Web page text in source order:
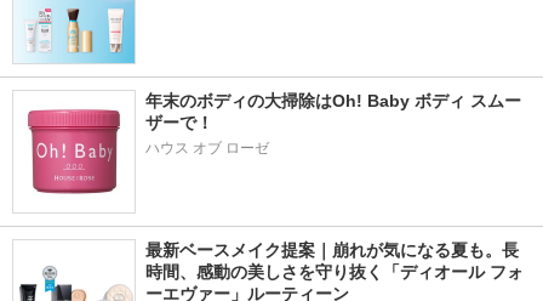
年末のボディの大掃除はOh! Baby ボディ スムー
ザーで！
ハウス オブ ローゼ
最新ベースメイク提案｜崩れが気になる夏も。長
時間、感動の美しさを守り抜く「ディオール フォ
ーエヴァー」ルーティーン